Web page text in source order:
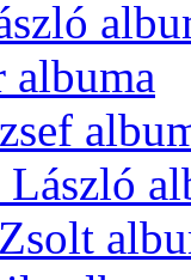
albuma